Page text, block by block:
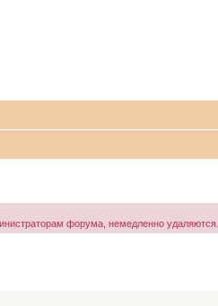
форума, немедленно удаляются.